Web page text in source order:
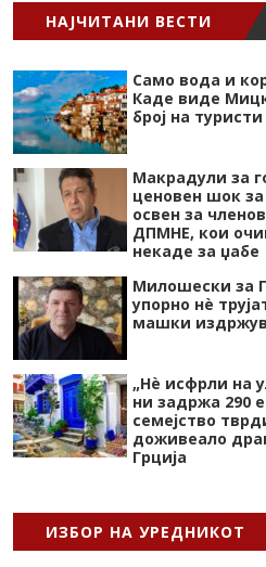
НАЈЧИТАНИ ВЕСТИ
Само вода и
Каде виде
број на
Макрадули за
ценовен шок за
освен за
ДПМНЕ, кои
некаде за џабе
Милошески за
упорно нѐ
машки
„Нѐ исфрли на
ни задржа 290
семејство
доживеало
Грција
ИЗБОР НА УРЕДНИКОТ